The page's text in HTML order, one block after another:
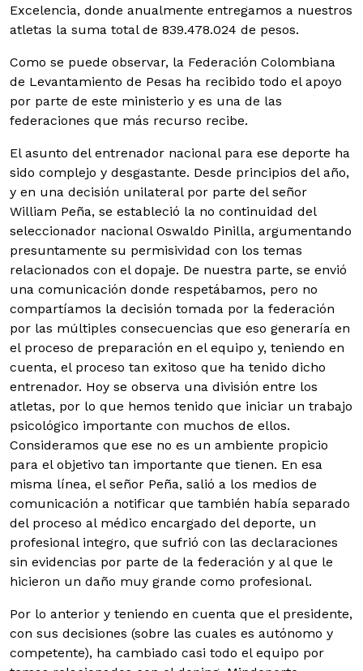
Excelencia, donde anualmente entregamos a nuestros
atletas la suma total de 839.478.024 de pesos.
Como se puede observar, la Federación Colombiana
de Levantamiento de Pesas ha recibido todo el apoyo
por parte de este ministerio y es una de las
federaciones que más recurso recibe.
El asunto del entrenador nacional para ese deporte ha
sido complejo y desgastante. Desde principios del año,
y en una decisión unilateral por parte del señor
William Peña, se estableció la no continuidad del
seleccionador nacional Oswaldo Pinilla, argumentando
presuntamente su permisividad con los temas
relacionados con el dopaje. De nuestra parte, se envió
una comunicación donde respetábamos, pero no
compartíamos la decisión tomada por la federación
por las múltiples consecuencias que eso generaría en
el proceso de preparación en el equipo y, teniendo en
cuenta, el proceso tan exitoso que ha tenido dicho
entrenador. Hoy se observa una división entre los
atletas, por lo que hemos tenido que iniciar un trabajo
psicológico importante con muchos de ellos.
Consideramos que ese no es un ambiente propicio
para el objetivo tan importante que tienen. En esa
misma línea, el señor Peña, salió a los medios de
comunicación a notificar que también había separado
del proceso al médico encargado del deporte, un
profesional integro, que sufrió con las declaraciones
sin evidencias por parte de la federación y al que le
hicieron un daño muy grande como profesional.
Por lo anterior y teniendo en cuenta que el presidente,
con sus decisiones (sobre las cuales es autónomo y
competente), ha cambiado casi todo el equipo por